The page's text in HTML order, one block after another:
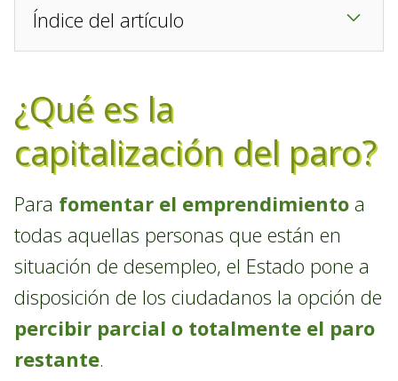
Índice del artículo
¿Qué es la
capitalización del paro?
Para fomentar el emprendimiento a
todas aquellas personas que están en
situación de desempleo, el Estado pone a
disposición de los ciudadanos la opción de
percibir parcial o totalmente el paro
restante.